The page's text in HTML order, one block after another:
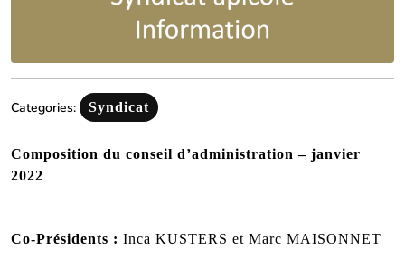
Categories: Syndicat
Composition du conseil d’administration – janvier
2022
Co-Présidents : Inca KUSTERS et Marc MAISONNET